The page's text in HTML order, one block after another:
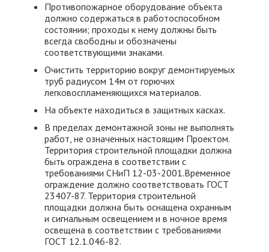
Противопожарное оборудование объекта
должно содержаться в работоспособном
состоянии; проходы к нему должны быть
всегда свободны и обозначены
соответствующими знаками.
Очистить территорию вокруг демонтируемых
труб радиусом 14м от горючих
легковоспламеняющихся материалов.
На объекте находиться в защитных касках.
В пределах демонтажной зоны не выполнять
работ, не означенных настоящим Проектом.
Территория строительной площадки должна
быть ограждена в соответствии с
требованиями СНиП 12-03-2001.Временное
ограждение должно соответствовать ГОСТ
23407-87. Территория строительной
площадки должна быть оснащена охранным
и сигнальным освещением и в ночное время
освещена в соответствии с требованиями
ГОСТ 12.1.046-82.